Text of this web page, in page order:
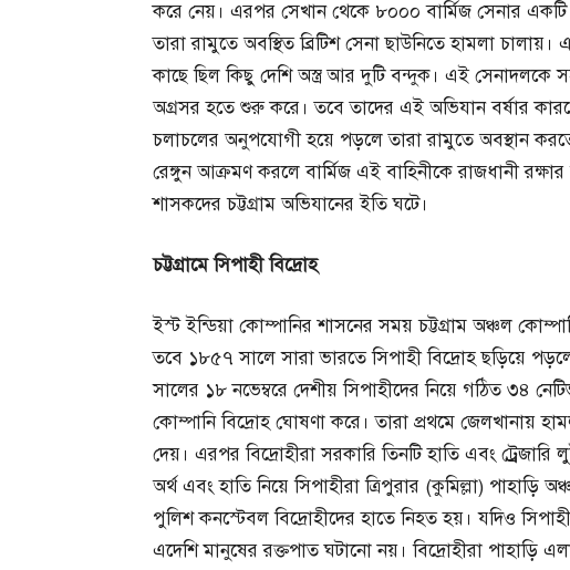
করে নেয়। এরপর সেখান থেকে ৮০০০ বার্মিজ সেনার
তারা রামুতে অবস্থিত ব্রিটিশ সেনা ছাউনিতে হামলা
কাছে ছিল কিছু দেশি অস্ত্র আর দুটি বন্দুক। এই সেনাদলকে
অগ্রসর হতে শুরু করে। তবে তাদের এই অভিযান বর্ষার কারণে
চলাচলের অনুপযোগী হয়ে পড়লে তারা রামুতে অবস্থান করতে
রেঙ্গুন আক্রমণ করলে বার্মিজ এই বাহিনীকে রাজধানী
শাসকদের চট্টগ্রাম অভিযানের ইতি ঘটে।
চট্টগ্রামেসিপাহীবিদ্রোহ
ইস্ট ইন্ডিয়া কোম্পানির শাসনের সময় চট্টগ্রাম অঞ্চল
তবে ১৮৫৭ সালে সারা ভারতে সিপাহী বিদ্রোহ ছড়িয়ে
সালের ১৮ নভেম্বরে দেশীয় সিপাহীদের নিয়ে গঠিত ৩৪
কোম্পানি বিদ্রোহ ঘোষণা করে। তারা প্রথমে জেলখানায়
দেয়। এরপর বিদ্রোহীরা সরকারি তিনটি হাতি এবং
অর্থ এবং হাতি নিয়ে সিপাহীরা ত্রিপুরার (কুমিল্লা)
পুলিশ কনস্টেবল বিদ্রোহীদের হাতে নিহত হয়। যদিও
এদেশি মানুষের রক্তপাত ঘটানো নয়। বিদ্রোহীরা পাহাড়ি